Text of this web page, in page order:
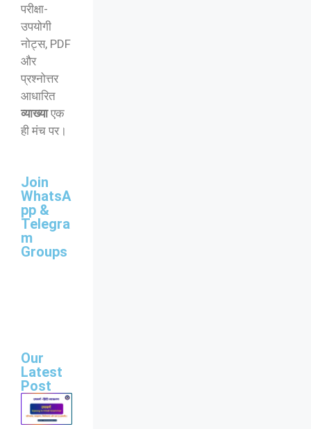
परीक्षा-
उपयोगी
नोट्स, PDF
और
प्रश्नोत्तर
आधारित
व्याख्याएक
ही मंच पर।
Join
WhatsA
pp &
Telegra
m
Groups
Our
Latest
Post